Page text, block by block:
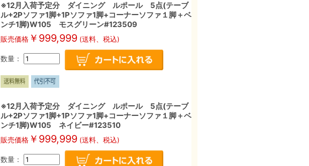
※12月入荷予定分 ダイニング ルポール 5点(テーブ
ル+2Pソファ1脚+1Pソファ1脚+コーナーソファ１脚＋ベ
ンチ1脚)W105 モスグリーン#123509
販売価格￥ 999,999(送料、税込)
数量：
※12月入荷予定分 ダイニング ルポール 5点(テーブ
ル+2Pソファ1脚+1Pソファ1脚+コーナーソファ１脚＋ベ
ンチ1脚)W105 ネイビー#123510
販売価格￥ 999,999(送料、税込)
数量：